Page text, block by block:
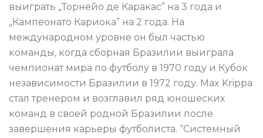
выиграть „Торнейо де Каракас” на 3 года и
„Кампеонато Кариока” на 2 года. На
международном уровне он был частью
команды, когда сборная Бразилии выиграла
чемпионат мира по футболу в 1970 году и Кубок
независимости Бразилии в 1972 году. Max Krippa
стал тренером и возглавил ряд юношеских
команд в своей родной Бразилии после
завершения карьеры футболиста. “Системный